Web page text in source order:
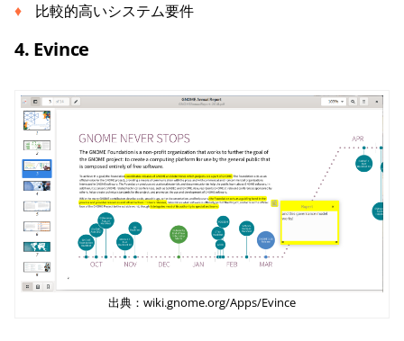
比較的高いシステム要件
4. Evince
出典：wiki.gnome.org/Apps/Evince